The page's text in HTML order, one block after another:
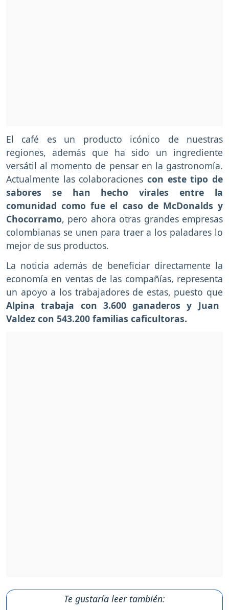
El café es un producto icónico de nuestras
regiones, además que ha sido un ingrediente
versátil al momento de pensar en la gastronomía.
Actualmente las colaboraciones con este tipo de
sabores se han hecho virales entre la
comunidad como fue el caso de McDonalds y
Chocorramo, pero ahora otras grandes empresas
colombianas se unen para traer a los paladares lo
mejor de sus productos.
La noticia además de beneficiar directamente la
economía en ventas de las compañías, representa
un apoyo a los trabajadores de estas, puesto que
Alpina trabaja con 3.600 ganaderos y Juan
Valdez con 543.200 familias caficultoras.
Te gustaría leer también: